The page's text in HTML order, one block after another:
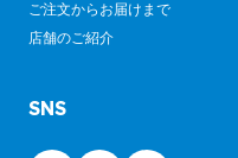
ご注文からお届けまで
店舗のご紹介
SNS